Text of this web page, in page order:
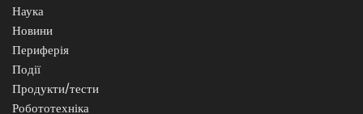
Наука
Новини
Периферія
Події
Продукти/тести
Робототехніка